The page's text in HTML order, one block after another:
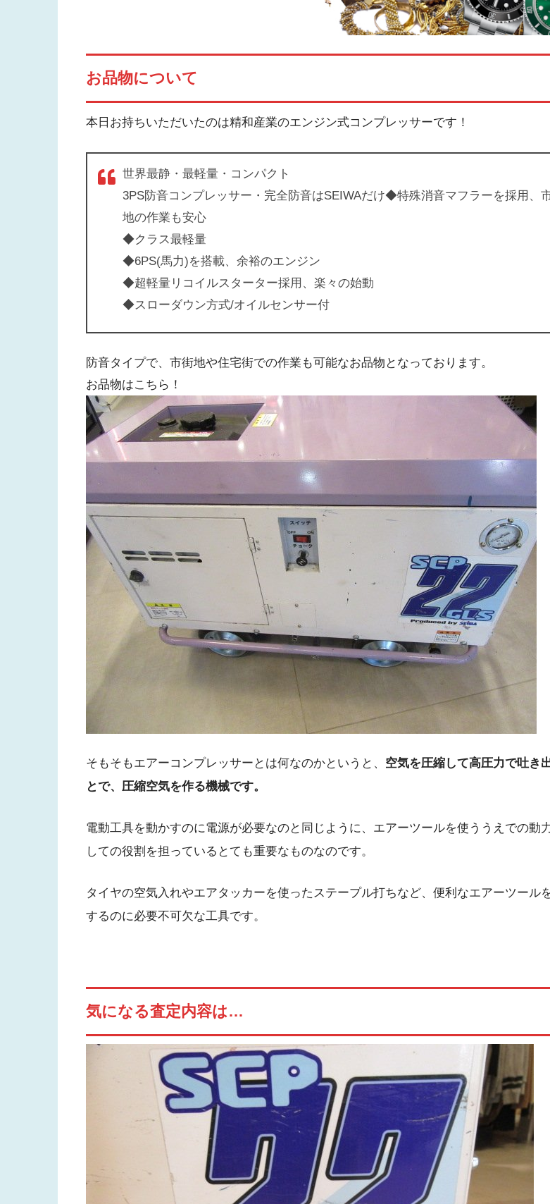
お品物について
本日お持ちいただいたのは精和産業のエンジン式コンプレッサーです！
世界最静・最軽量・コンパクト
3PS防音コンプレッサー・完全防音はSEIWAだけ◆特殊消音マフラーを採用、
地の作業も安心
◆クラス最軽量
◆6PS(馬力)を搭載、余裕のエンジン
◆超軽量リコイルスターター採用、楽々の始動
◆スローダウン方式/オイルセンサー付
防音タイプで、市街地や住宅街での作業も可能なお品物となっております。
お品物はこちら！
そもそもエアーコンプレッサーとは何なのかというと、 空気を圧縮して高圧力で吐き
とで、圧縮空気を作る機械です。
電動工具を動かすのに電源が必要なのと同じように、エアーツールを使ううえでの動
しての役割を担っているとても重要なものなのです。
タイヤの空気入れやエアタッカーを使ったステープル打ちなど、便利なエアーツール
するのに必要不可欠な工具です。
気になる査定内容は…